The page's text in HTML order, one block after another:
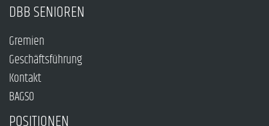
DBB SENIOREN
Gremien
Geschäftsführung
Kontakt
BAGSO